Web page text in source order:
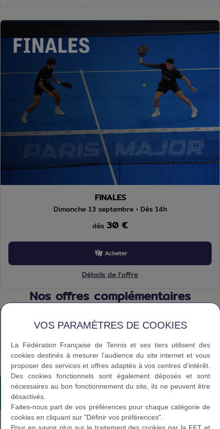
FINALES
Dimanche 13 septembre • Dès 14h
dès 30 €
Acheter
Détails de l'offre
Nos offres complémentaires
Texte éditorial (WYSIWYG)
VOS PARAMÈTRES DE COOKIES
La Fédération Française de Tennis et ses tiers utilisent des
cookies destinés à mesurer l'audience du site internet et vous
proposer des services et offres adaptés à vos centres d'intérêt.
Des cookies fonctionnels sont également déposés et sont
nécessaires au bon fonctionnement du site, ils ne peuvent être
désactivés.
Faites-nous part de vos préférences pour chaque catégorie de
cookies en cliquant sur "Définir vos préférences".